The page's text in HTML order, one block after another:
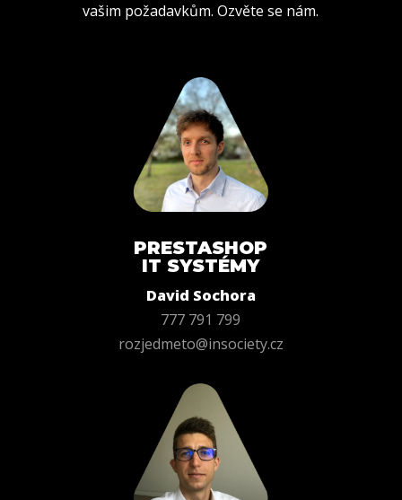
vašim požadavkům. Ozvěte se nám.
PRESTASHOP
IT SYSTÉMY
David Sochora
777 791 799
rozjedmeto@insociety.cz